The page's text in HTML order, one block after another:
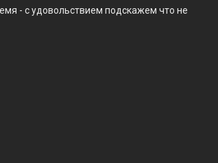
- с удовольствием подскажем что не